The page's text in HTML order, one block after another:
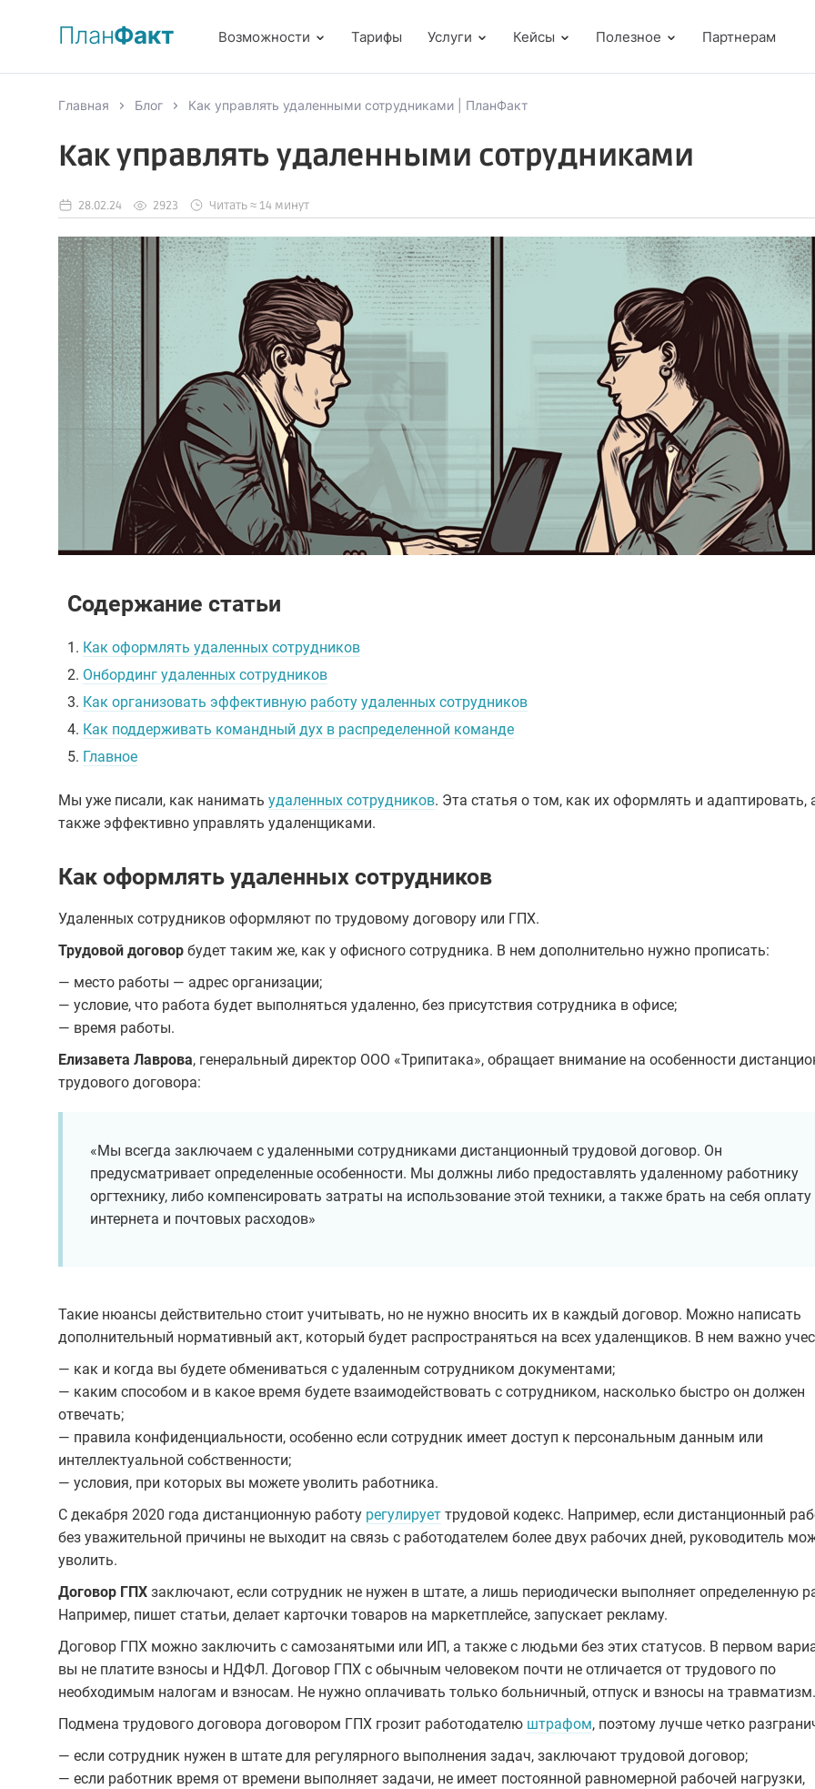
ПланФакт Возможности Тарифы Услуги Кейсы Полезное Партнерам
Главная Блог Как управлять удаленными сотрудниками | ПланФакт
Как управлять удаленными сотрудниками
28.02.24 2923 Читать ≈ 14 минут
Содержание статьи
1. Как оформлять удаленных сотрудников
2. Онбординг удаленных сотрудников
3. Как организовать эффективную работу удаленных сотрудников
4. Как поддерживать командный дух в распределенной команде
5. Главное
Мы уже писали, как нанимать удаленных сотрудников. Эта статья о том, как их оформлять и адаптировать,
также эффективно управлять удаленщиками.
Как оформлять удаленных сотрудников
Удаленных сотрудников оформляют по трудовому договору или ГПХ.
Трудовой договор будет таким же, как у офисного сотрудника. В нем дополнительно нужно прописать:
— место работы — адрес организации;
— условие, что работа будет выполняться удаленно, без присутствия сотрудника в офисе;
— время работы.
Елизавета Лаврова, генеральный директор ООО «Трипитака», обращает внимание на особенности
трудового договора:
«Мы всегда заключаем с удаленными сотрудниками дистанционный трудовой договор. Он
предусматривает определенные особенности. Мы должны либо предоставлять удаленному работнику
оргтехнику, либо компенсировать затраты на использование этой техники, а также брать на себя оплату
интернета и почтовых расходов»
Такие нюансы действительно стоит учитывать, но не нужно вносить их в каждый договор. Можно написать
дополнительный нормативный акт, который будет распространяться на всех удаленщиков. В нем важно
— как и когда вы будете обмениваться с удаленным сотрудником документами;
— каким способом и в какое время будете взаимодействовать с сотрудником, насколько быстро он должен
отвечать;
— правила конфиденциальности, особенно если сотрудник имеет доступ к персональным данным или
интеллектуальной собственности;
— условия, при которых вы можете уволить работника.
С декабря 2020 года дистанционную работу регулирует трудовой кодекс. Например, если дистанционный
без уважительной причины не выходит на связь с работодателем более двух рабочих дней, руководитель
уволить.
Договор ГПХ заключают, если сотрудник не нужен в штате, а лишь периодически выполняет определенную
Например, пишет статьи, делает карточки товаров на маркетплейсе, запускает рекламу.
Договор ГПХ можно заключить с самозанятыми или ИП, а также с людьми без этих статусов. В первом
вы не платите взносы и НДФЛ. Договор ГПХ с обычным человеком почти не отличается от трудового по
необходимым налогам и взносам. Не нужно оплачивать только больничный, отпуск и взносы на травматизм.
Подмена трудового договора договором ГПХ грозит работодателю штрафом, поэтому лучше четко
— если сотрудник нужен в штате для регулярного выполнения задач, заключают трудовой договор;
— если работник время от времени выполняет задачи, не имеет постоянной равномерной рабочей нагрузки,